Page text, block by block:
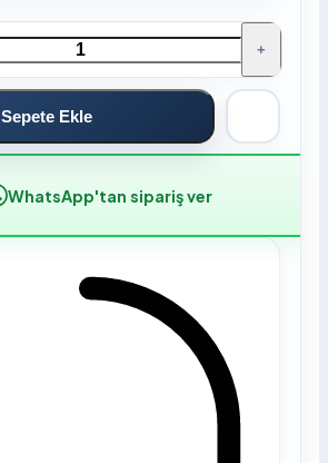
+
Sepete Ekle
WhatsApp'tan sipariş ver